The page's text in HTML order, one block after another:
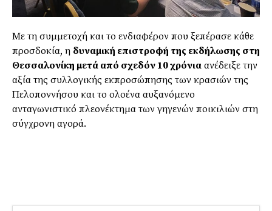
Με τη συμμετοχή και το ενδιαφέρον που ξεπέρασε κάθε
προσδοκία, η δυναμική επιστροφή της εκδήλωσης στη
Θεσσαλονίκη μετά από σχεδόν 10 χρόνια ανέδειξε την
αξία της συλλογικής εκπροσώπησης των κρασιών της
Πελοποννήσου και το ολοένα αυξανόμενο
ανταγωνιστικό πλεονέκτημα των γηγενών ποικιλιών στη
σύγχρονη αγορά.